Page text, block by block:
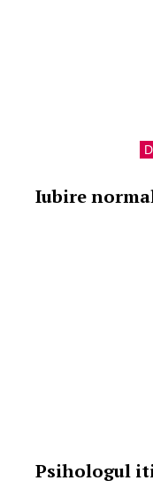
Iubire
Psihologul